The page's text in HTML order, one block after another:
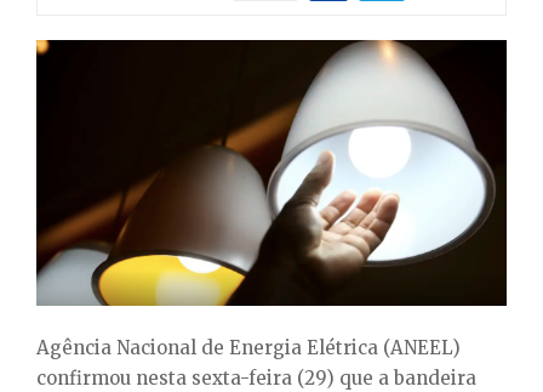
M
U
Agência Nacional de Energia Elétrica (ANEEL)
confirmou nesta sexta-feira (29) que a bandeira